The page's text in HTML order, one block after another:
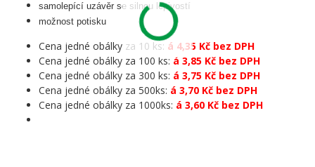
samolepící uzávěr se silnou lepivostí
možnost potisku
Cena jedné obálky za 10 ks: á 4,35 Kč bez DPH
Cena jedné obálky za 100 ks: á 3,85 Kč bez DPH
Cena jedné obálky za 300 ks: á 3,75 Kč bez DPH
Cena jedné obálky za 500ks: á 3,70 Kč bez DPH
Cena jedné obálky za 1000ks: á 3,60 Kč bez DPH